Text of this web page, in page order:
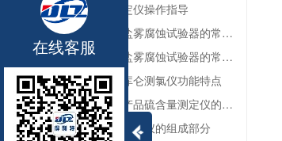
过滤性测定仪操作指导
防锈油脂盐雾腐蚀试验器的常见故障与解决方法
防锈油脂盐雾腐蚀试验器的常见故障与解决方法
全自动微库仑测氯仪功能特点
深色石油产品硫含量测定仪的工作环境要求
油品色度测定仪的组成部分
在线客服